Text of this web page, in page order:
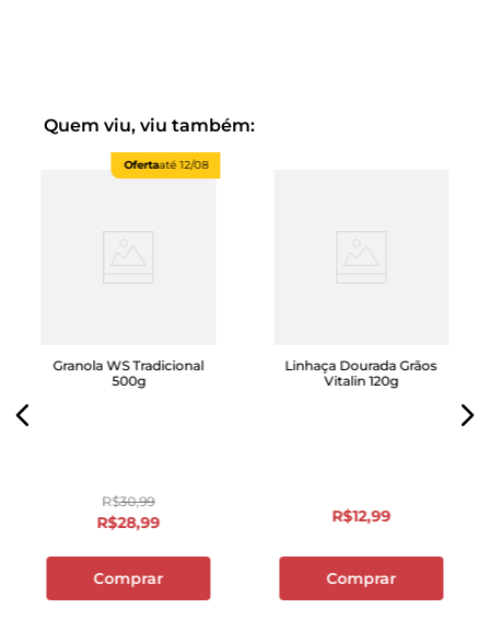
Quem viu, viu também:
Ofertaaté12/08
Granola WS Tradicional
500g
R$30,99
R$28,99
Comprar
Linhaça Dourada Grãos
Vitalin 120g
R$12,99
Comprar